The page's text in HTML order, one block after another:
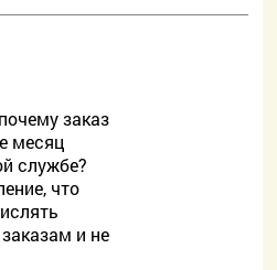
заказ
месяц
службе?
что
и не